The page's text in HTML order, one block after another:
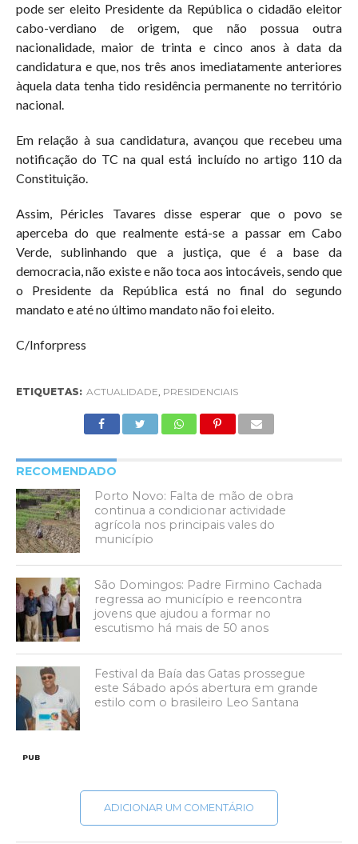
pode ser eleito Presidente da República o cidadão eleitor
cabo-verdiano de origem, que não possua outra
nacionalidade, maior de trinta e cinco anos à data da
candidatura e que, nos três anos imediatamente anteriores
àquela data tenha tido residência permanente no território
nacional.
Em relação à sua candidatura, avançou que recebeu uma
notificação do TC na qual está incluído no artigo 110 da
Constituição.
Assim, Péricles Tavares disse esperar que o povo se
aperceba do que realmente está-se a passar em Cabo
Verde, sublinhando que a justiça, que é a base da
democracia, não existe e não toca aos intocáveis, sendo que
o Presidente da República está no final do segundo
mandato e até no último mandato não foi eleito.
C/Inforpress
ETIQUETAS: ACTUALIDADE, PRESIDENCIAIS
RECOMENDADO
Porto Novo: Falta de mão de obra
continua a condicionar actividade
agrícola nos principais vales do
município
São Domingos: Padre Firmino Cachada
regressa ao município e reencontra
jovens que ajudou a formar no
escutismo há mais de 50 anos
Festival da Baía das Gatas prossegue
este Sábado após abertura em grande
estilo com o brasileiro Leo Santana
PUB
ADICIONAR UM COMENTÁRIO